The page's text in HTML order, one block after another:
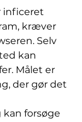
inficeret
kræver
Selv
kan
Målet er
der gør det
forsøge